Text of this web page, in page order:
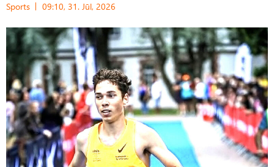
Sports 09:10, 31. Jūl, 2026